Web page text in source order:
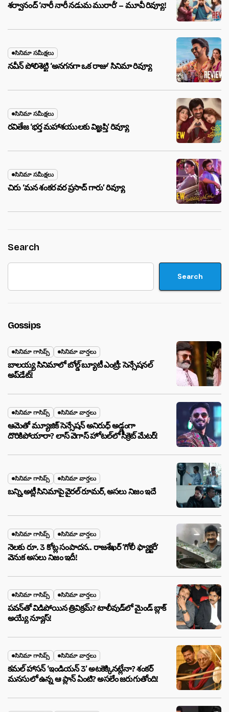
శర్వానంద్ ‘నారీ నారీ నడుమ మురారీ’ – మూవీ రివ్యూ!
సినిమా సమీక్షలు
నవీన్ పోలిశెట్టి ‘అనగనగా ఒక రాజు’ సినిమా రివ్యూ
సినిమా సమీక్షలు
రవితేజ ‘భర్త మహాశయులకు విజ్ఞప్తి’ రివ్యూ
సినిమా సమీక్షలు
చిరు ‘మ‌న శంక‌ర వ‌ర ప్ర‌సాద్ గారు’ రివ్యూ
Search
Search
Gossips
సినిమా గాసిప్స్ సినిమా వార్తలు
బాలయ్య సినిమాలో బోల్డ్ బ్యూటీ ఎంట్రీ: సెన్సేషనల్
అప్‌డేట్!
సినిమా గాసిప్స్ సినిమా వార్తలు
ఆమెతో మ్యూజిక్ సెన్సేషన్ అనిరుధ్ అడ్డంగా
దొరికిపోయారా? లాస్ వెగాస్ హోటల్‌లో సీక్రెట్ మేటర్!
సినిమా గాసిప్స్ సినిమా వార్తలు
బన్ని,అట్లీ సినిమాపై వైరల్ రూమర్, అసలు నిజం ఇదే
సినిమా గాసిప్స్ సినిమా వార్తలు
నెలకు రూ. 3 కోట్ల సంపాదన.. రాజశేఖర్ ‘గోలీ ఫ్యాక్టరీ’
వెనుక అసలు నిజం ఇదీ!
సినిమా గాసిప్స్ సినిమా వార్తలు
పవన్‌తో విడిపోయిన త్రివిక్రమ్? టాలీవుడ్‌లో మైండ్ బ్లాక్
అయ్యే న్యూస్!
సినిమా గాసిప్స్ సినిమా వార్తలు
కమల్ హాసన్ ‘ఇండియన్ 3’ అటకెక్కినట్లేనా? శంకర్
మనసులో ఉన్న ఆ ప్లాన్ ఏంటి? అసలేం జరుగుతోంది!